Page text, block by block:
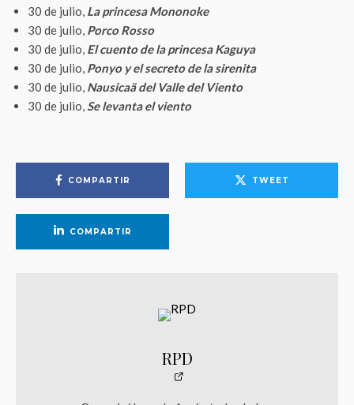
30 de julio, La princesa Mononoke
30 de julio, Porco Rosso
30 de julio, El cuento de la princesa Kaguya
30 de julio, Ponyo y el secreto de la sirenita
30 de julio, Nausicaä del Valle del Viento
30 de julio,Se levanta el viento
COMPARTIR TWEET
COMPARTIR
RPD